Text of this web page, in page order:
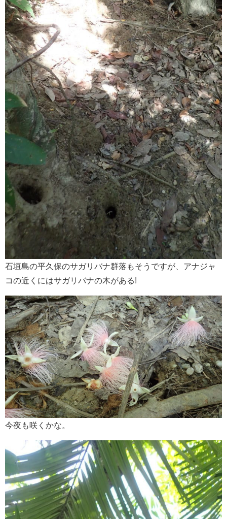
石垣島の平久保のサガリバナ群落もそうですが、アナジャ
コの近くにはサガリバナの木がある!
今夜も咲くかな。